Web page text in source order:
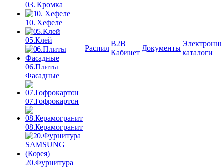
03. Кромка
10. Хефеле
05.Клей
06.Плиты
Фасадные
07.Гофрокартон
08.Керамогранит
20.Фурнитура
Распил
B2B
Кабинет
Документы
каталоги